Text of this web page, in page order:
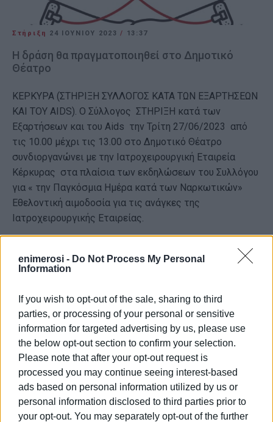
enimerosi - Do Not Process My Personal
Information
If you wish to opt-out of the sale, sharing to third
parties, or processing of your personal or sensitive
information for targeted advertising by us, please use
the below opt-out section to confirm your selection.
Please note that after your opt-out request is
processed you may continue seeing interest-based
ads based on personal information utilized by us or
personal information disclosed to third parties prior to
your opt-out. You may separately opt-out of the further
Στήριξη 24 ΙΟΥΝΊΟΥ 2023/ 13:37
Η δράση θα πραγματοποιηθεί στο Δημοτικό
Θέατρο
ΚΕΡΚΥΡΑ (ΣΤΗΡΙΞΗ ΣΥΛΛΟΓΟΣ ΚΑΤΑ ΤΩΝ ΕΞΑΡΤΗΣΕΩΝ
ΚΑΙ ΤΟΥ AIDS). Ο Σύλλογος ΣΤΗΡΙΞΗ κατά των
Εξαρτήσεων και του Αids την Τρίτη 27/06/2023 από
τις 10.00 μέχρι τις 13.00 στο Δημοτικό Θέατρο
συνδιοργανώνει με την Ιατροχειρουργική Εταιρεία
Κέρκυρας στα πλαίσια των εκδηλώσεων του Συλλόγου
για « την Παγκόσμια Ημέρα κατά των Ναρκωτικών»
Εθελοντική αιμοδοσία για τις ανάγκες της
Ιατροχειρουργικής Εταιρείας.
Ακολουθήστε το enimerosi στοFacebook
Συνδρομητές στο e-paper